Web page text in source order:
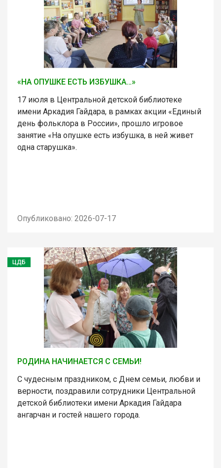
«НА ОПУШКЕ ЕСТЬ ИЗБУШКА…»
17 июля в Центральной детской библиотеке
имени Аркадия Гайдара, в рамках акции «Единый
день фольклора в России», прошло игровое
занятие «На опушке есть избушка, в ней живет
одна старушка».
Опубликовано: 2026-07-17
ЦДБ
РОДИНА НАЧИНАЕТСЯ С СЕМЬИ!
С чудесным праздником, с Днем семьи, любви и
верности, поздравили сотрудники Центральной
детской библиотеки имени Аркадия Гайдара
ангарчан и гостей нашего города.